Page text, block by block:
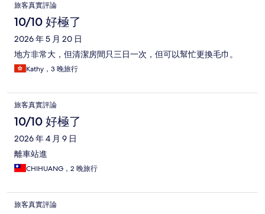
旅客真實評論
10/10 好極了
2026 年 5 月 20 日
地方非常大，但清潔房間只三日一次，但可以幫忙更換毛巾。
Kathy，3 晚旅行
旅客真實評論
10/10 好極了
2026 年 4 月 9 日
離車站進
CHIHUANG，2 晚旅行
旅客真實評論